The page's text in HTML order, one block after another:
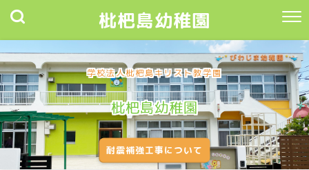
枇杷島幼稚園
学校法人枇杷島キリスト教学園
枇杷島幼稚園
耐震補強工事について